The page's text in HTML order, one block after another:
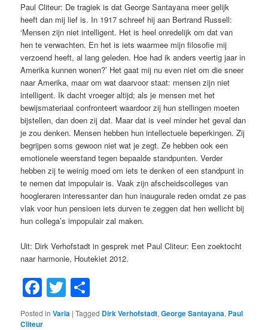
Paul Cliteur: De tragiek is dat George Santayana meer gelijk
heeft dan mij lief is. In 1917 schreef hij aan Bertrand Russell:
‘Mensen zijn niet intelligent. Het is heel onredelijk om dat van
hen te verwachten. En het is iets waarmee mijn filosofie mij
verzoend heeft, al lang geleden. Hoe had ik anders veertig jaar in
Amerika kunnen wonen?’ Het gaat mij nu even niet om die sneer
naar Amerika, maar om wat daarvoor staat: mensen zijn niet
intelligent. Ik dacht vroeger altijd; als je mensen met het
bewijsmateriaal confronteert waardoor zij hun stellingen moeten
bijstellen, dan doen zij dat. Maar dat is veel minder het geval dan
je zou denken. Mensen hebben hun intellectuele beperkingen. Zij
begrijpen soms gewoon niet wat je zegt. Ze hebben ook een
emotionele weerstand tegen bepaalde standpunten. Verder
hebben zij te weinig moed om iets te denken of een standpunt in
te nemen dat impopulair is. Vaak zijn afscheidscolleges van
hoogleraren interessanter dan hun inaugurale reden omdat ze pas
vlak voor hun pensioen iets durven te zeggen dat hen wellicht bij
hun collega’s impopulair zal maken.
Uit: Dirk Verhofstadt in gesprek met Paul Cliteur: Een zoektocht
naar harmonie, Houtekiet 2012.
Facebook
Twitter
Posted in Varia |Tagged Dirk Verhofstadt,George Santayana, Paul
Cliteur